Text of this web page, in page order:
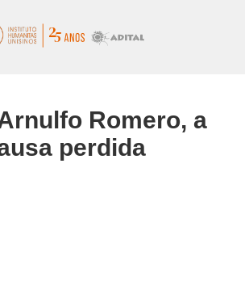
Romero, a
perdida